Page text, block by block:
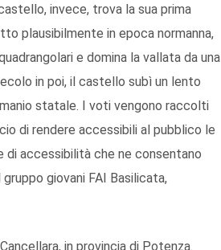
invece, trova la sua prima
plausibilmente in epoca normanna,
e domina la vallata da una
in poi, il castello subì un lento
statale. I voti vengono raccolti
di rendere accessibili al pubblico le
accessibilità che ne consentano
giovani FAI Basilicata,
in provincia di Potenza.